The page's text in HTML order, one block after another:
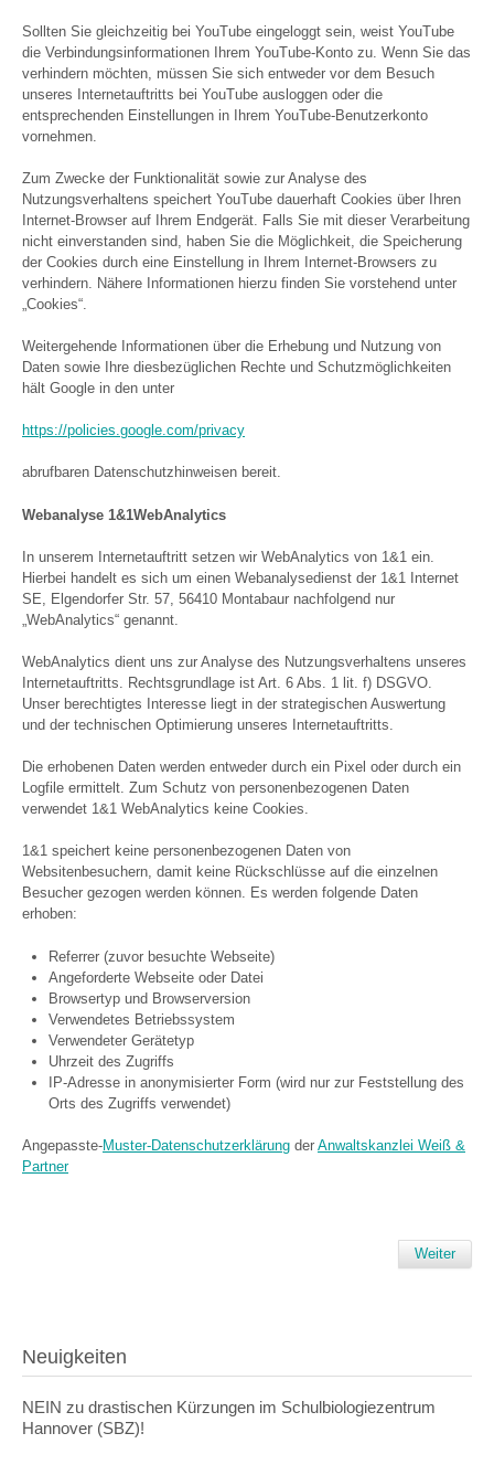
Sollten Sie gleichzeitig bei YouTube eingeloggt sein, weist YouTube
die Verbindungsinformationen Ihrem YouTube-Konto zu. Wenn Sie das
verhindern möchten, müssen Sie sich entweder vor dem Besuch
unseres Internetauftritts bei YouTube ausloggen oder die
entsprechenden Einstellungen in Ihrem YouTube-Benutzerkonto
vornehmen.
Zum Zwecke der Funktionalität sowie zur Analyse des
Nutzungsverhaltens speichert YouTube dauerhaft Cookies über Ihren
Internet-Browser auf Ihrem Endgerät. Falls Sie mit dieser Verarbeitung
nicht einverstanden sind, haben Sie die Möglichkeit, die Speicherung
der Cookies durch eine Einstellung in Ihrem Internet-Browsers zu
verhindern. Nähere Informationen hierzu finden Sie vorstehend unter
„Cookies“.
Weitergehende Informationen über die Erhebung und Nutzung von
Daten sowie Ihre diesbezüglichen Rechte und Schutzmöglichkeiten
hält Google in den unter
https://policies.google.com/privacy
abrufbaren Datenschutzhinweisen bereit.
Webanalyse 1&1WebAnalytics
In unserem Internetauftritt setzen wir WebAnalytics von 1&1 ein.
Hierbei handelt es sich um einen Webanalysedienst der 1&1 Internet
SE, Elgendorfer Str. 57, 56410 Montabaur nachfolgend nur
„WebAnalytics“ genannt.
WebAnalytics dient uns zur Analyse des Nutzungsverhaltens unseres
Internetauftritts. Rechtsgrundlage ist Art. 6 Abs. 1 lit. f) DSGVO.
Unser berechtigtes Interesse liegt in der strategischen Auswertung
und der technischen Optimierung unseres Internetauftritts.
Die erhobenen Daten werden entweder durch ein Pixel oder durch ein
Logfile ermittelt. Zum Schutz von personenbezogenen Daten
verwendet 1&1 WebAnalytics keine Cookies.
1&1 speichert keine personenbezogenen Daten von
Websitenbesuchern, damit keine Rückschlüsse auf die einzelnen
Besucher gezogen werden können. Es werden folgende Daten
erhoben:
Referrer (zuvor besuchte Webseite)
Angeforderte Webseite oder Datei
Browsertyp und Browserversion
Verwendetes Betriebssystem
Verwendeter Gerätetyp
Uhrzeit des Zugriffs
IP-Adresse in anonymisierter Form (wird nur zur Feststellung des
Orts des Zugriffs verwendet)
Angepasste-Muster-Datenschutzerklärung der Anwaltskanzlei Weiß &
Partner
Weiter
Neuigkeiten
NEIN zu drastischen Kürzungen im Schulbiologiezentrum
Hannover (SBZ)!